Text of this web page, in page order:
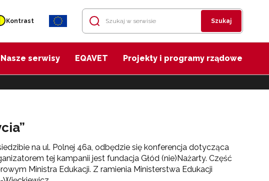
Kontrast Szukaj
Nasze serwisy EQAVET Projekty i programy rządowe
na ul. Polnej 46a, odbędzie się konferencja dotycząca
tej kampanii jest fundacja Głód (nie)Nażarty. Część
Ministra Edukacji. Z ramienia Ministerstwa Edukacji